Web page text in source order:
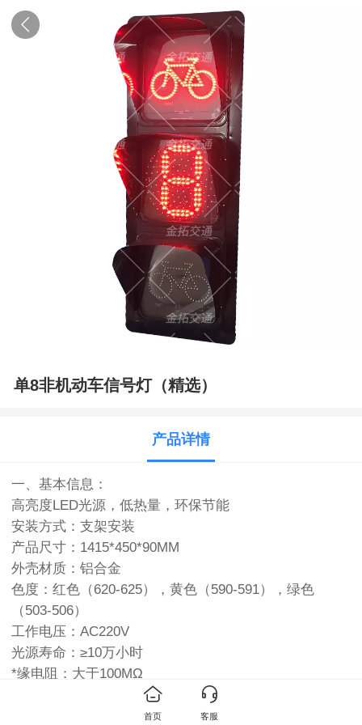
单8非机动车信号灯（精选）
产品详情
一、基本信息：
高亮度LED光源，低热量，环保节能
安装方式：支架安装
产品尺寸：1415*450*90MM
外壳材质：铝合金
色度：红色（620-625），黄色（590-591），绿色
（503-506）
工作电压：AC220V
光源寿命：≥10万小时
*缘电阻：大于100MΩ
首页 客服